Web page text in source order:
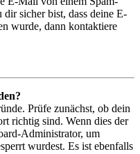
sicher bist, dass deine E-
wurde, dann kontaktiere
Prüfe zunächst, ob dein
richtig sind. Wenn dies der
Administrator, um
wurdest. Es ist ebenfalls